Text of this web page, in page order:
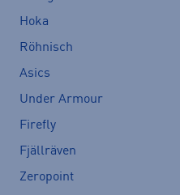
Hoka
Röhnisch
Asics
Under Armour
Firefly
Fjällräven
Zeropoint